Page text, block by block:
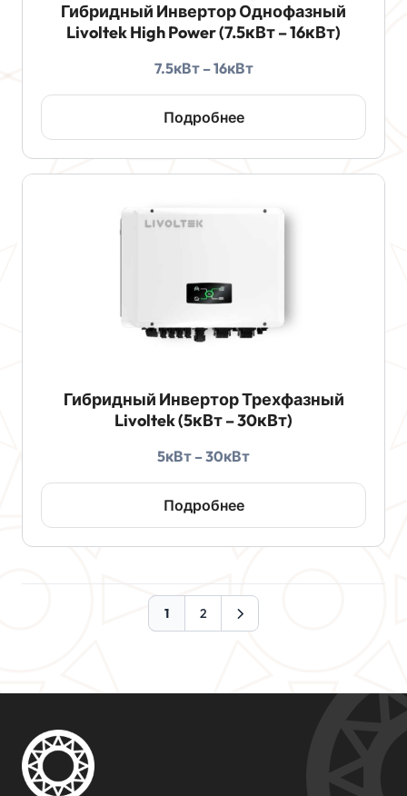
Гибридный Инвертор Однофазный
Livoltek High Power (7.5кВт – 16кВт)
7.5кВт – 16кВт
Подробнее
Гибридный Инвертор Трехфазный
Livoltek (5кВт – 30кВт)
5кВт – 30кВт
Подробнее
1 2